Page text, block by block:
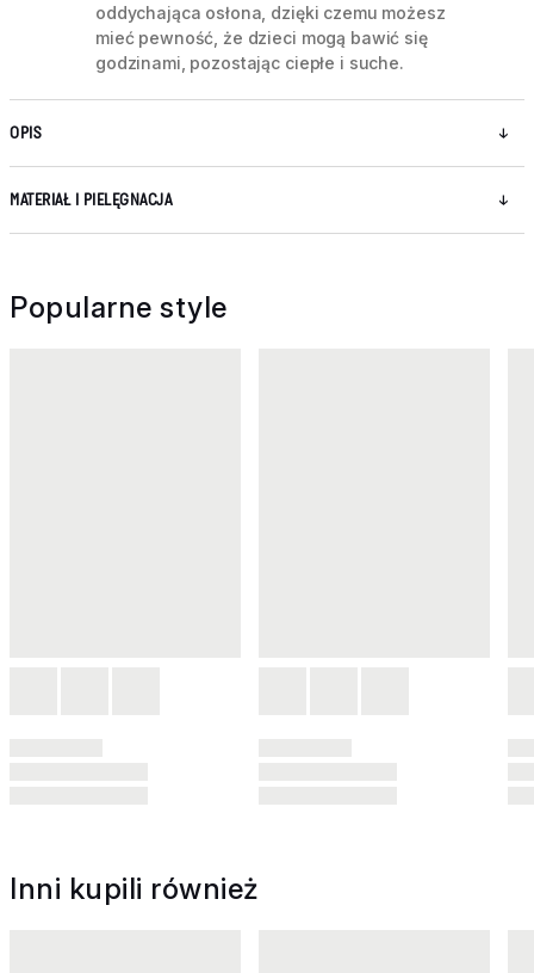
oddychająca osłona, dzięki czemu możesz
mieć pewność, że dzieci mogą bawić się
godzinami, pozostając ciepłe i suche.
OPIS
MATERIAŁ I PIELĘGNACJA
Popularne style
Inni kupili również